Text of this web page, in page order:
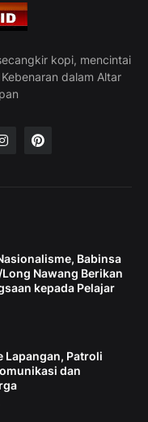
kopi, mencintai
dalam Altar
Babinsa
Nawang Berikan
kepada Pelajar
Lapangan, Patroli
dan